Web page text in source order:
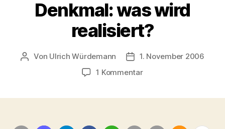
Denkmal: was wird
realisiert?
Beitragsautor
Von Ulrich Würdemann Beitragsdatum
1. November 2006
1 Kommentarzu